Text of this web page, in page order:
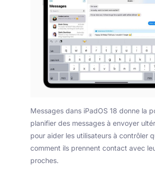
Messages dans iPadOS 18 donne la
planifier des messages à envoyer
pour aider les utilisateurs à contrôler
comment ils prennent contact avec
proches.